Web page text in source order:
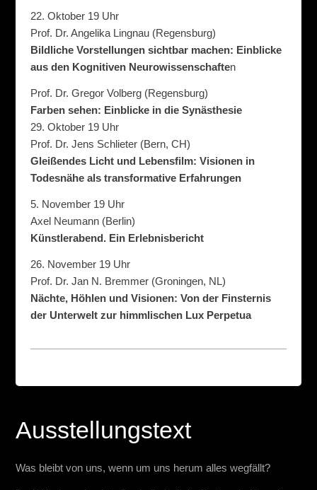
Ausstellungstext
Was bleibt von uns, wenn um uns herum alles wegfällt?
22. Oktober 19 Uhr
Prof. Dr. Angelika Lingnau (Regensburg)
Bildliche Vorstellungen sichtbar machen: Einblicke
aus den Kognitiven Neurowissenschaften
Prof. Dr. Gregor Volberg (Regensburg)
Farben sehen: Einblicke in die Synästhesie
29. Oktober 19 Uhr
Prof. Dr. Jens Schlieter (Bern, CH)
Gleißendes Licht und Lebensfilm: Visionen in
Todesnähe als transformative Erfahrungen
5. November 19 Uhr
Axel Neumann (Berlin)
Künstlerabend. Ein Erlebnisbericht
26. November 19 Uhr
Prof. Dr. Jan N. Bremmer (Groningen, NL)
Nächte, Höhlen und Visionen: Von der Finsternis
der Unterwelt zur himmlischen Lux Perpetua